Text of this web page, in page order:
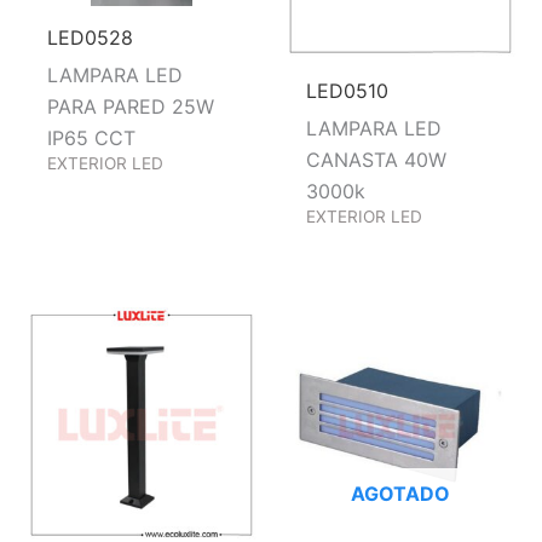
LED0528
LAMPARA LED
PARA PARED 25W
IP65 CCT
EXTERIOR LED
LED0510
LAMPARA LED
CANASTA 40W
3000k
EXTERIOR LED
AGOTADO